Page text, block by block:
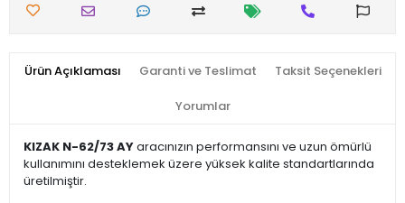
Ürün Açıklaması Garanti ve Teslimat Taksit Seçenekleri
Yorumlar
KIZAK N-62/73 AYaracınızın performansını ve uzun ömürlü
kullanımını desteklemek üzere yüksek kalite standartlarında
üretilmiştir.